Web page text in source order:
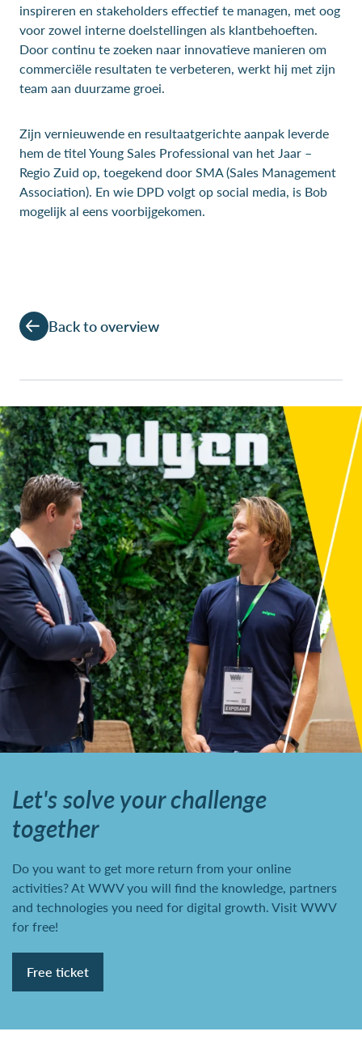
inspireren en stakeholders effectief te managen, met oog
voor zowel interne doelstellingen als klantbehoeften.
Door continu te zoeken naar innovatieve manieren om
commerciële resultaten te verbeteren, werkt hij met zijn
team aan duurzame groei.
Zijn vernieuwende en resultaatgerichte aanpak leverde
hem de titel Young Sales Professional van het Jaar –
Regio Zuid op, toegekend door SMA (Sales Management
Association). En wie DPD volgt op social media, is Bob
mogelijk al eens voorbijgekomen.
Back to overview
Let's solve your challenge
together
Do you want to get more return from your online
activities? At WWV you will find the knowledge, partners
and technologies you need for digital growth. Visit WWV
for free!
Free ticket